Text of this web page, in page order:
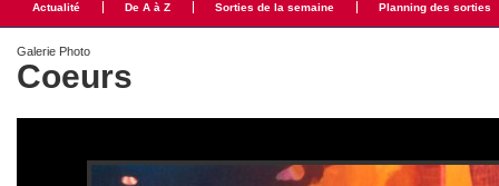
Actualité De A à Z Sorties de la semaine Planning des sorties
Galerie Photo
Coeurs